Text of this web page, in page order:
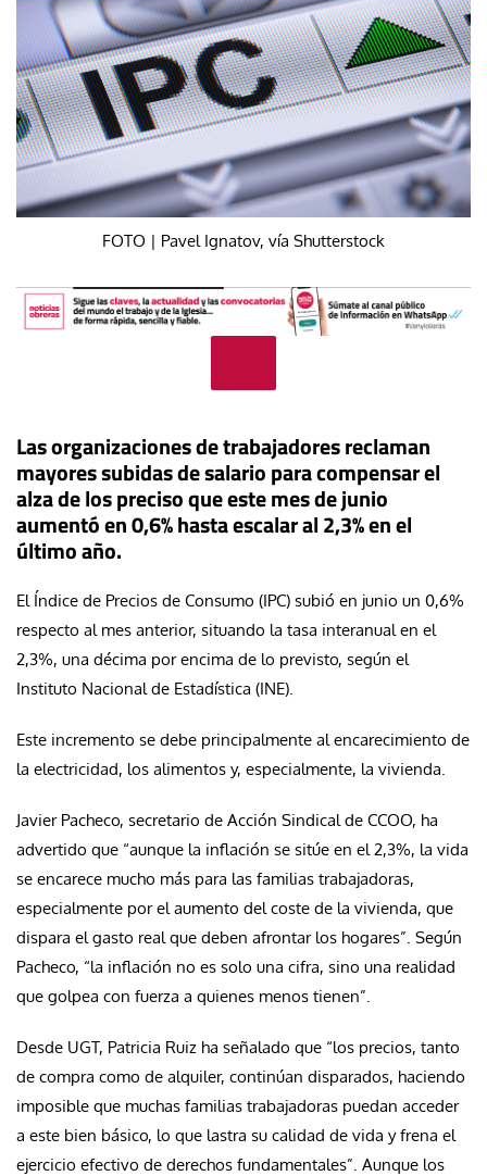
FOTO | Pavel Ignatov, vía Shutterstock
Las organizaciones de trabajadores reclaman
mayores subidas de salario para compensar el
alza de los preciso que este mes de junio
aumentó en 0,6% hasta escalar al 2,3% en el
último año.
El Índice de Precios de Consumo (IPC) subió en junio un 0,6%
respecto al mes anterior, situando la tasa interanual en el
2,3%, una décima por encima de lo previsto, según el
Instituto Nacional de Estadística (INE).
Este incremento se debe principalmente al encarecimiento de
la electricidad, los alimentos y, especialmente, la vivienda.
Javier Pacheco, secretario de Acción Sindical de CCOO, ha
advertido que “aunque la inflación se sitúe en el 2,3%, la vida
se encarece mucho más para las familias trabajadoras,
especialmente por el aumento del coste de la vivienda, que
dispara el gasto real que deben afrontar los hogares”. Según
Pacheco, “la inflación no es solo una cifra, sino una realidad
que golpea con fuerza a quienes menos tienen”.
Desde UGT, Patricia Ruiz ha señalado que “los precios, tanto
de compra como de alquiler, continúan disparados, haciendo
imposible que muchas familias trabajadoras puedan acceder
a este bien básico, lo que lastra su calidad de vida y frena el
ejercicio efectivo de derechos fundamentales”. Aunque los